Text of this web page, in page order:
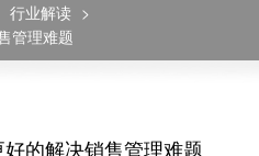
行业解读 >
管理难题
的解决销售管理难题